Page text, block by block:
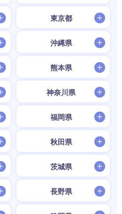
東京都
沖縄県
熊本県
神奈川県
福岡県
秋田県
茨城県
長野県